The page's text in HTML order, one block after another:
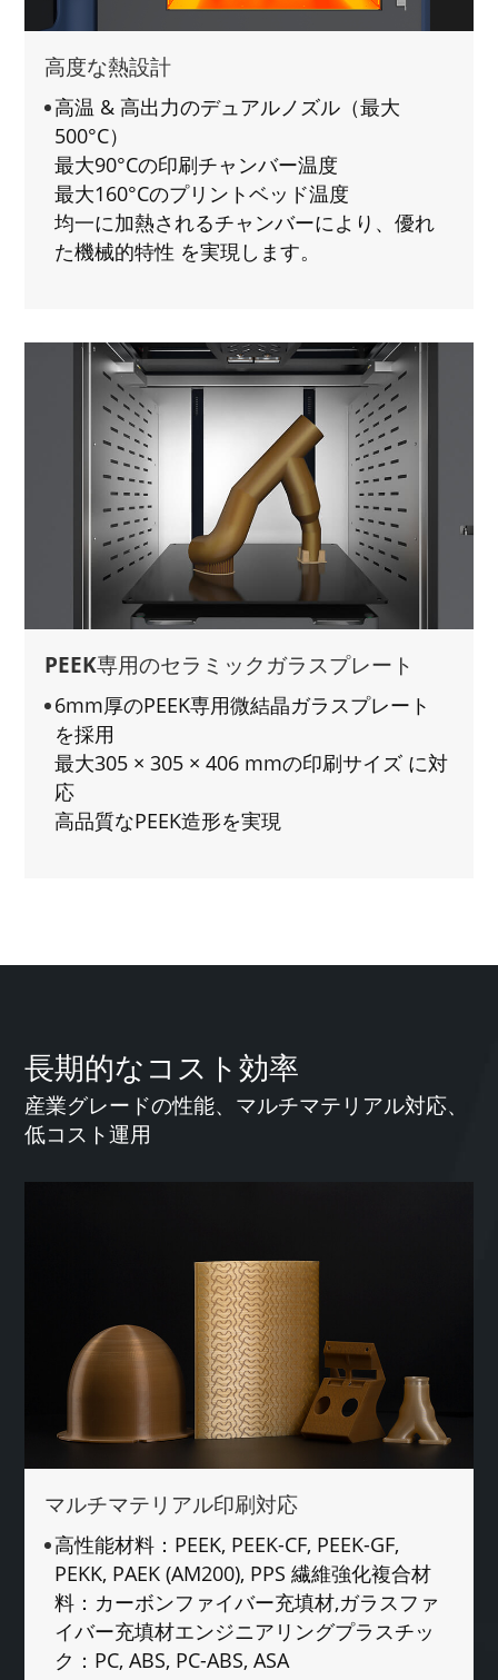
高度な熱設計
高温 & 高出力のデュアルノズル（最大
500°C）
最大90°Cの印刷チャンバー温度
最大160°Cのプリントベッド温度
均一に加熱されるチャンバーにより、優れ
た機械的特性 を実現します。
PEEK専用のセラミックガラスプレート
6mm厚のPEEK専用微結晶ガラスプレート
を採用
最大305 × 305 × 406 mmの印刷サイズ に対
応
高品質なPEEK造形を実現
長期的なコスト効率
産業グレードの性能、マルチマテリアル対応、
低コスト運用
マルチマテリアル印刷対応
高性能材料：PEEK, PEEK-CF, PEEK-GF,
PEKK, PAEK (AM200), PPS 繊維強化複合材
料：カーボンファイバー充填材,ガラスファ
イバー充填材エンジニアリングプラスチッ
ク：PC, ABS, PC-ABS, ASA